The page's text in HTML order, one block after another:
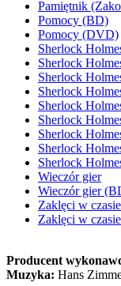
Pamiętnik
Pomocy (BD)
Pomocy (DVD)
Sherlock
Sherlock
Sherlock
Sherlock
Sherlock
Sherlock
Sherlock
Sherlock
Sherlock
Wieczór gier
Wieczór gier
Zaklęci w czasie
Zaklęci w
Producent
Muzyka: Hans